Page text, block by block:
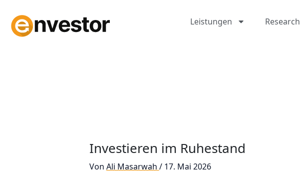
Inhalt
springen
Leistungen Research
Investieren im Ruhestand
Von Ali Masarwah / 17. Mai 2026